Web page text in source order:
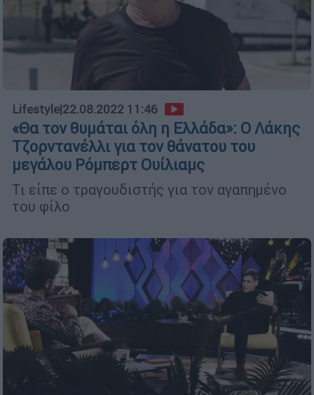
Lifestyle|22.08.2022 11:46
«Θα τον θυμάται όλη η Ελλάδα»: Ο Λάκης
Τζορντανέλλι για τον θάνατου του
μεγάλου Ρόμπερτ Ουίλιαμς
Τι είπε ο τραγουδιστής για τον αγαπημένο
του φίλο